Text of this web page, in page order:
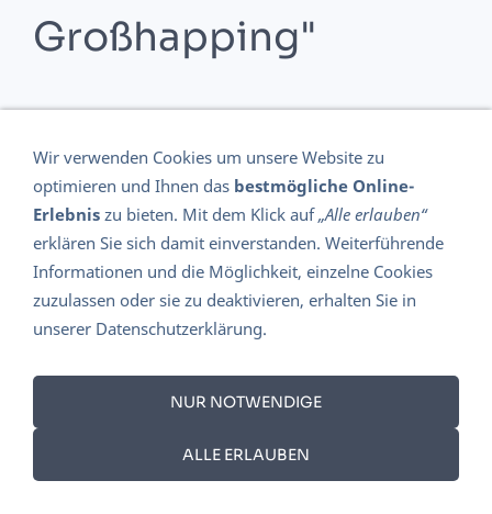
Großhapping"
Hauptseite...
zurück zur Tegernseer Volkstheater
Hauptseite...
DIE GESCHICHTE DES TEGERNSEER VOLKSTHEATERS
Wir verwenden Cookies um unsere Website zu
optimieren und Ihnen das bestmögliche Online-
Erlebnis zu bieten. Mit dem Klick auf„Alle erlauben“
erklären Sie sich damit einverstanden. Weiterführende
Informationen und die Möglichkeit, einzelne Cookies
zuzulassen oder sie zu deaktivieren, erhalten Sie in
unserer Datenschutzerklärung.
NUR NOTWENDIGE
ALLE ERLAUBEN